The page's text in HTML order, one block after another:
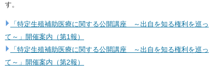
す。
「特定生殖補助医療に関する公開講座 ～出自を知る権利を巡っ
て～」開催案内（第1報）
「特定生殖補助医療に関する公開講座 ～出自を知る権利を巡っ
て～」開催案内（第2報）